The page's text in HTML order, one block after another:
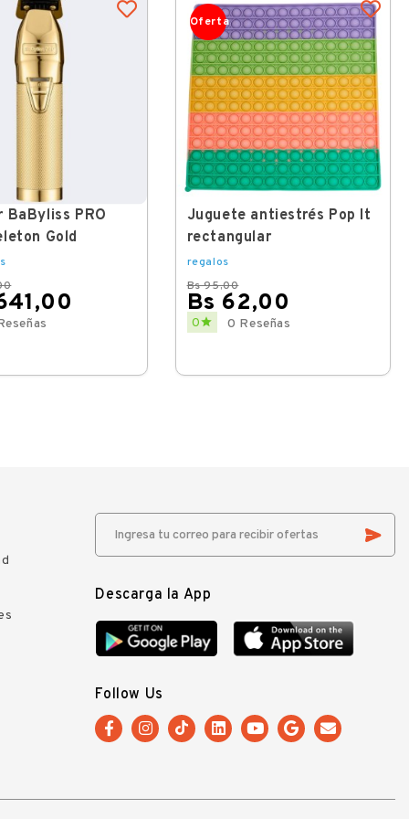
BaByliss PRO
Gold
Oferta
Juguete antiestrés Pop It
rectangular
regalos
Bs 95,00
Bs 62,00
Regular
price
Price
0 0 Reseñas
Descarga la App
Follow Us